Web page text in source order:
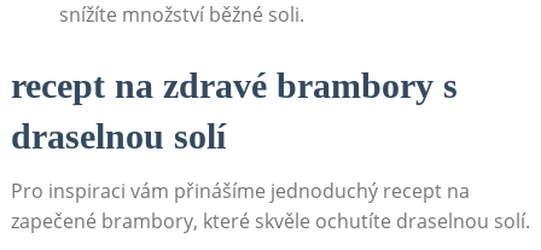
snížíte množství běžné soli.
recept na zdravé brambory s
draselnou solí
Pro inspiraci vám přinášíme jednoduchý recept na
zapečené brambory, které skvěle ochutíte draselnou solí.